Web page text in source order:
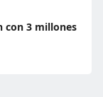
con 3 millones